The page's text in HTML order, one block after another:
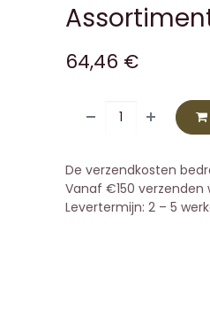
64,46 €
De verzendkosten
Vanaf €150 verzenden
Levertermijn: 2 – 5